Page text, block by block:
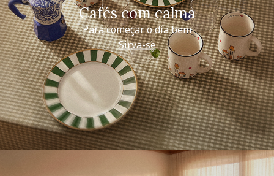
Cafés com calma
Para começar o dia bem
Sirva-se